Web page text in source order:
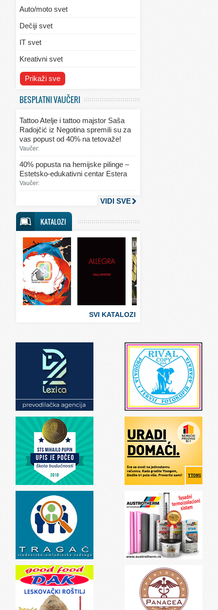
Auto/moto svet
Dečiji svet
IT svet
Kreativni svet
Svet ekologije
Svet kulinarstva
Svet lepote
Svet mode
Svet sporta
Svet tehnike
Svet ugostiteljstva
Svet zabave i umetnosti
Svet zanimljivosti
Svet zdravlja
Prikaži sve
BESPLATNI VAUČERI
Tattoo Atelje i tattoo majstor Saša
Radojčić iz Negotina spremili su za
vas popust od 40% na tetovaže!
Vaučer:
40% popusta na hemijske pilinge –
Estetsko-edukativni centar Estera
Vaučer:
VIDI SVE
KATALOZI
SVI KATALOZI